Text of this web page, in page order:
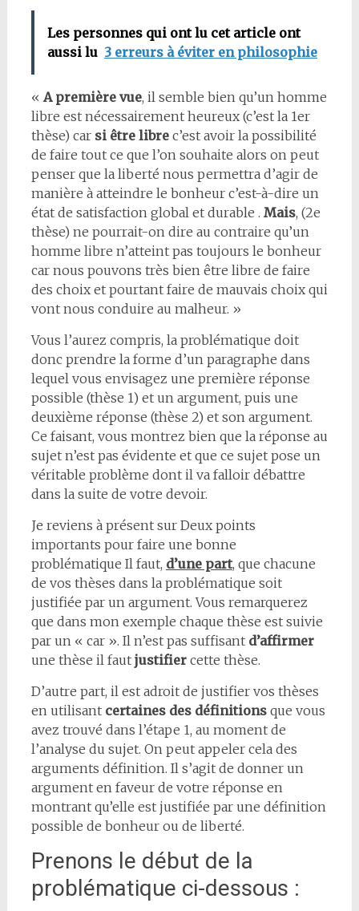
Les personnes qui ont lu cet article ont
aussi lu 3 erreurs à éviter en philosophie
« A première vue, il semble bien qu’un homme
libre est nécessairement heureux (c’est la 1er
thèse) car si être librec’est avoir la possibilité
de faire tout ce que l’on souhaite alors on peut
penser que la liberté nous permettra d’agir de
manière à atteindre le bonheur c’est-à-dire un
état de satisfaction global et durable . Mais, (2e
thèse) ne pourrait-on dire au contraire qu’un
homme libre n’atteint pas toujours le bonheur
car nous pouvons très bien être libre de faire
des choix et pourtant faire de mauvais choix qui
vont nous conduire au malheur. »
Vous l’aurez compris, la problématique doit
donc prendre la forme d’un paragraphe dans
lequel vous envisagez une première réponse
possible (thèse 1) et un argument, puis une
deuxième réponse (thèse 2) et son argument.
Ce faisant, vous montrez bien que la réponse au
sujet n’est pas évidente et que ce sujet pose un
véritable problème dont il va falloir débattre
dans la suite de votre devoir.
Je reviens à présent sur Deux points
importants pour faire une bonne
problématique Il faut, d’une part, que chacune
de vos thèses dans la problématique soit
justifiée par un argument. Vous remarquerez
que dans mon exemple chaque thèse est suivie
par un « car ». Il n’est pas suffisant d’affirmer
une thèse il faut justifier cette thèse.
D’autre part, il est adroit de justifier vos thèses
en utilisant certaines des définitionsque vous
avez trouvé dans l’étape 1, au moment de
l’analyse du sujet. On peut appeler cela des
arguments définition. Il s’agit de donner un
argument en faveur de votre réponse en
montrant qu’elle est justifiée par une définition
possible de bonheur ou de liberté.
Prenons le début de la
problématique ci-dessous :